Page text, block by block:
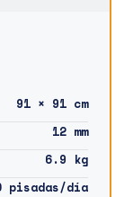
91 × 91 cm
12 mm
6.9 kg
pisadas/día